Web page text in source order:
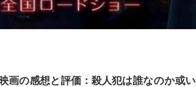
画の感想と評価：殺人犯は誰なのか或い